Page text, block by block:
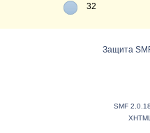
32
Защита
SMF